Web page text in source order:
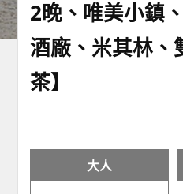
2晚、唯美小鎮
酒廠、米其林、
茶】
大人